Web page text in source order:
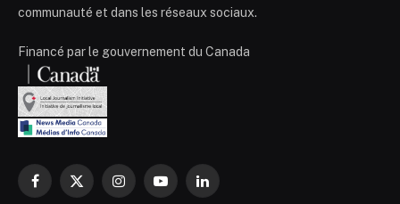
communauté et dans les réseaux sociaux.
Financé par le gouvernement du Canada
Facebook
X
InstagramYouTubeLinkedIn